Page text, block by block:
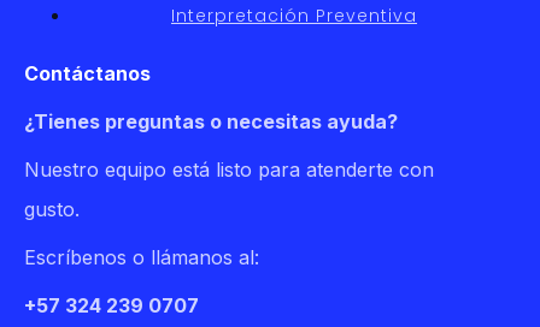
Interpretación Preventiva
Contáctanos
¿Tienes preguntas o necesitas ayuda?
Nuestro equipo está listo para atenderte con
gusto.
Escríbenos o llámanos al:
+57 324 239 0707